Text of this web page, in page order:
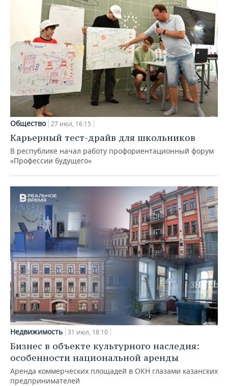
Общество 27 июл, 16:15
Карьерный тест-драйв для школьников
В республике начал работу профориентационный форум
«Профессии будущего»
Недвижимость 31 июл, 18:10
Бизнес в объекте культурного наследия:
особенности национальной аренды
Аренда коммерческих площадей в ОКН глазами казанских
предпринимателей